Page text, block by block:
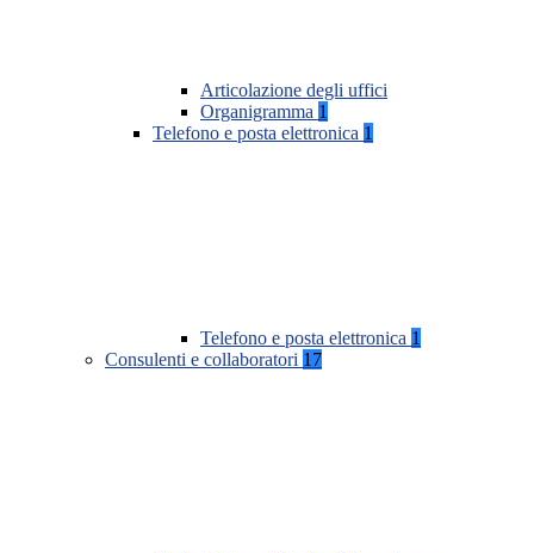
Articolazione degli uffici
Organigramma 1
Telefono e posta elettronica 1
Telefono e posta elettronica 1
Consulenti e collaboratori 17